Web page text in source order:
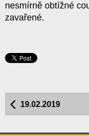
nesmírně obtížné
zavařené.
19.02.2019